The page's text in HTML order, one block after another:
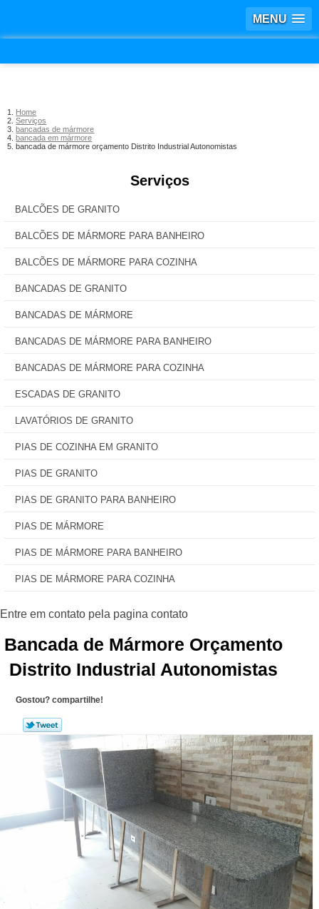
MENU
Home
Serviços
bancadas de mármore
bancada em mármore
bancada de mármore orçamento Distrito Industrial Autonomistas
Serviços
BALCÕES DE GRANITO
BALCÕES DE MÁRMORE PARA BANHEIRO
BALCÕES DE MÁRMORE PARA COZINHA
BANCADAS DE GRANITO
BANCADAS DE MÁRMORE
BANCADAS DE MÁRMORE PARA BANHEIRO
BANCADAS DE MÁRMORE PARA COZINHA
ESCADAS DE GRANITO
LAVATÓRIOS DE GRANITO
PIAS DE COZINHA EM GRANITO
PIAS DE GRANITO
PIAS DE GRANITO PARA BANHEIRO
PIAS DE MÁRMORE
PIAS DE MÁRMORE PARA BANHEIRO
PIAS DE MÁRMORE PARA COZINHA
Bancada de Mármore Orçamento
Distrito Industrial Autonomistas
Gostou? compartilhe!